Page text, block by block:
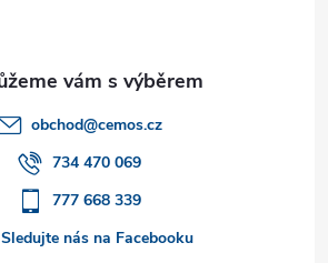
obchod@cemos.cz
734 470 069
777 668 339
Sledujte nás na Facebooku